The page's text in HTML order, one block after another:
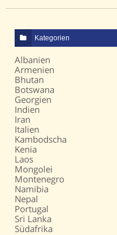
Kategorien
Albanien
Armenien
Bhutan
Botswana
Georgien
Indien
Iran
Italien
Kambodscha
Kenia
Laos
Mongolei
Montenegro
Namibia
Nepal
Portugal
Sri Lanka
Südafrika